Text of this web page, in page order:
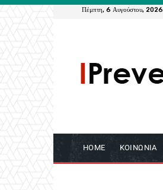
Πέμπτη, 6 Αυγούστου, 2026
HOME ΚΟΙΝΩΝΊΑ